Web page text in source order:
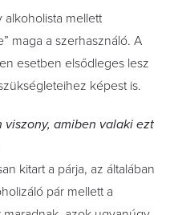
mellett
maga a szerhasználó. A
esetben elsődleges lesz
képest is.
amiben valaki ezt
kitart a párja, az általában
pár mellett a